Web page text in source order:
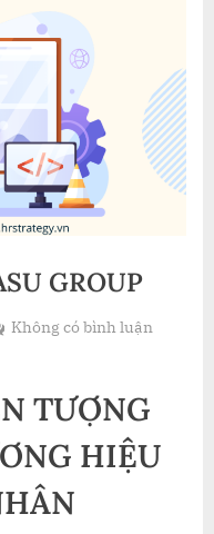
GROUP
Không có bình luậnở
GROUP
TƯỢNG
HIỆU